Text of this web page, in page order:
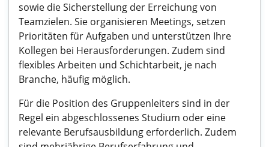
sowie die Sicherstellung der Erreichung von
Teamzielen. Sie organisieren Meetings, setzen
Prioritäten für Aufgaben und unterstützen Ihre
Kollegen bei Herausforderungen. Zudem sind
flexibles Arbeiten und Schichtarbeit, je nach
Branche, häufig möglich.
Für die Position des Gruppenleiters sind in der
Regel ein abgeschlossenes Studium oder eine
relevante Berufsausbildung erforderlich. Zudem